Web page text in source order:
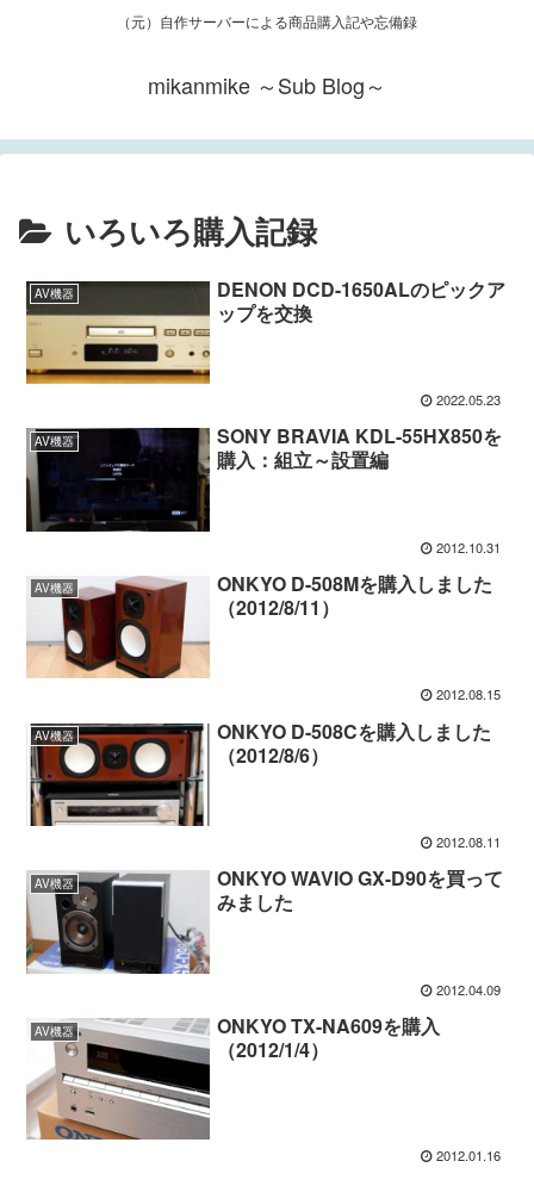
（元）自作サーバーによる商品購入記や忘備録
mikanmike ～Sub Blog～
いろいろ購入記録
AV機器
DENON DCD-1650ALのピックア
ップを交換
2022.05.23
AV機器
SONY BRAVIA KDL-55HX850を
購入：組立～設置編
2012.10.31
AV機器
ONKYO D-508Mを購入しました
（2012/8/11）
2012.08.15
AV機器
ONKYO D-508Cを購入しました
（2012/8/6）
2012.08.11
AV機器
ONKYO WAVIO GX-D90を買って
みました
2012.04.09
AV機器
ONKYO TX-NA609を購入
（2012/1/4）
2012.01.16